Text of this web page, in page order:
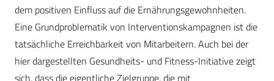
dem positiven Einfluss auf die Ernährungsgewohnheiten.
Eine Grundproblematik von Interventionskampagnen ist die
tatsächliche Erreichbarkeit von Mitarbeitern. Auch bei der
hier dargestellten Gesundheits- und Fitness-Initiative zeigt
sich, dass die eigentliche Zielgruppe, die mit